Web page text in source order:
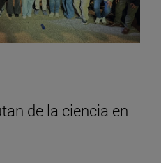
de la ciencia en